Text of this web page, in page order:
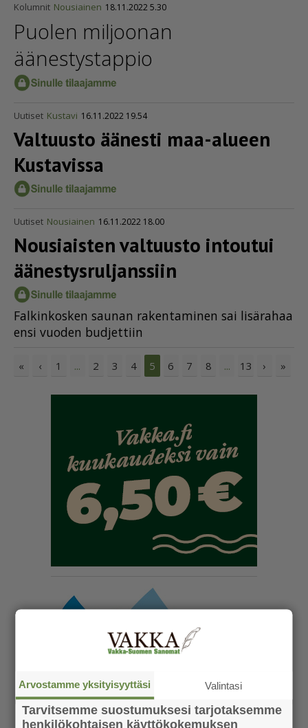
Kolumnit Nousiainen 18.11.2022 5.30
Puolen miljoonan
äänestystappio
Uutiset Kustavi 16.11.2022 19.54
Valtuusto äänesti maa-alueen
Kustavissa
Uutiset Nousiainen 16.11.2022 18.00
Nousiaisten valtuusto intoutui
äänes­tys­rul­janssiin
Fal­kin­kos­ken sau­nan ra­ken­ta­mi­nen sai li­sä­ra­haa
en­si vuo­den bud­jet­tiin
« ‹ 1 ... 2 3 4 5 6 7 8 ... 13 › »
Arvostamme yksityisyyttäsi Valintasi
Tarvitsemme suostumuksesi tarjotaksemme
henkilökohtaisen käyttökokemuksen